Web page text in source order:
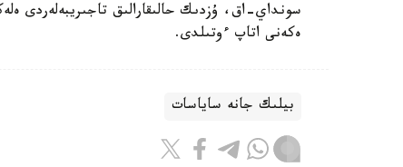
سونداي-اق، ۇزدىك حالىقارالىق تاجىريبەلەردى
ەكەنى اتاپ ءوتىلدى.
بيلىك جانە ساياسات